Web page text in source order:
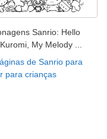
Sanrio: Hello
My Melody ...
de Sanrio para
para crianças